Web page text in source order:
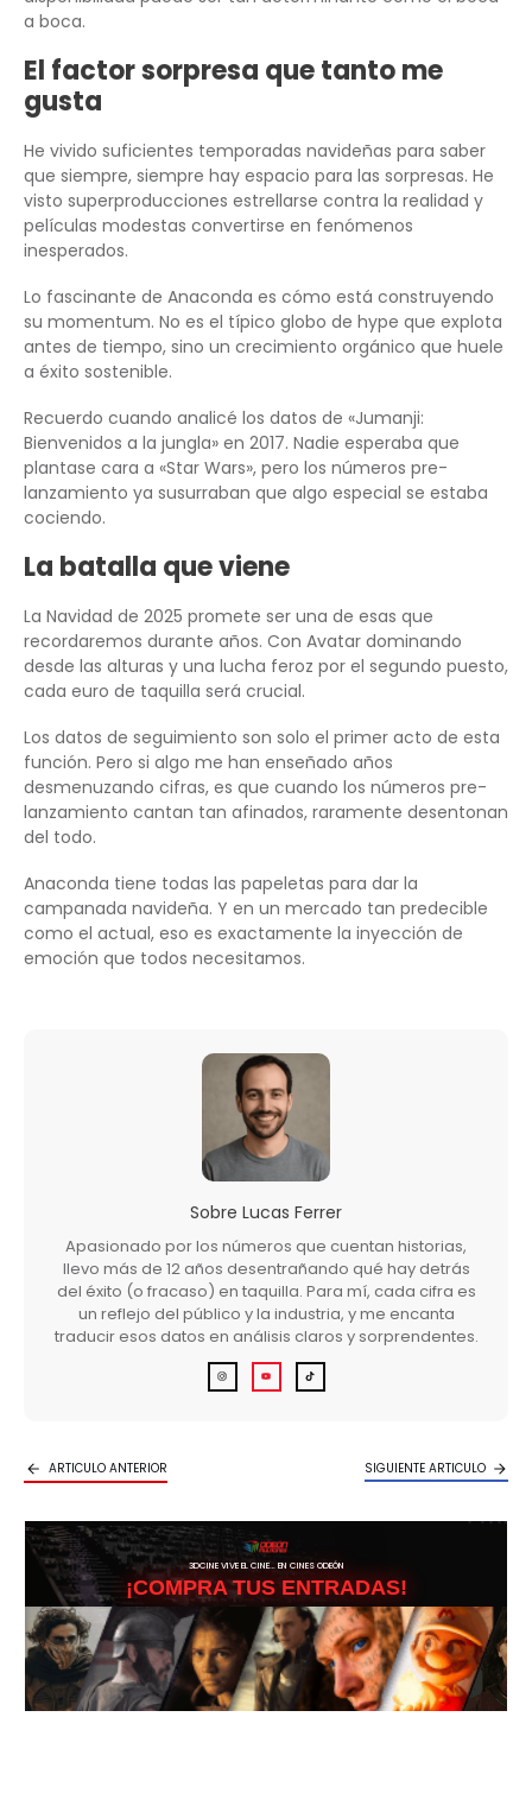
a boca.
El factor sorpresa que tanto me
gusta
He vivido suficientes temporadas navideñas para saber
que siempre, siempre hay espacio para las sorpresas. He
visto superproducciones estrellarse contra la realidad y
películas modestas convertirse en fenómenos
inesperados.
Lo fascinante de Anaconda es cómo está construyendo
su momentum. No es el típico globo de hype que explota
antes de tiempo, sino un crecimiento orgánico que huele
a éxito sostenible.
Recuerdo cuando analicé los datos de «Jumanji:
Bienvenidos a la jungla» en 2017. Nadie esperaba que
plantase cara a «Star Wars», pero los números pre-
lanzamiento ya susurraban que algo especial se estaba
cociendo.
La batalla que viene
La Navidad de 2025 promete ser una de esas que
recordaremos durante años. Con Avatar dominando
desde las alturas y una lucha feroz por el segundo puesto,
cada euro de taquilla será crucial.
Los datos de seguimiento son solo el primer acto de esta
función. Pero si algo me han enseñado años
desmenuzando cifras, es que cuando los números pre-
lanzamiento cantan tan afinados, raramente desentonan
del todo.
Anaconda tiene todas las papeletas para dar la
campanada navideña. Y en un mercado tan predecible
como el actual, eso es exactamente la inyección de
emoción que todos necesitamos.
Sobre Lucas Ferrer
Apasionado por los números que cuentan historias,
llevo más de 12 años desentrañando qué hay detrás
del éxito (o fracaso) en taquilla. Para mí, cada cifra es
un reflejo del público y la industria, y me encanta
traducir esos datos en análisis claros y sorprendentes.
ARTICULO ANTERIOR SIGUIENTE ARTICULO
3DCINE VIVE EL CINE… EN CINES ODEÓN
¡COMPRA TUS ENTRADAS!